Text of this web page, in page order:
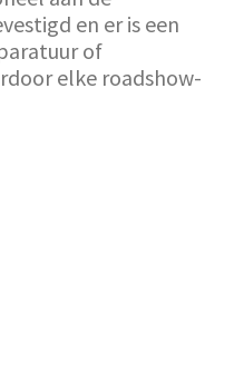
en er is een
of
elke roadshow-